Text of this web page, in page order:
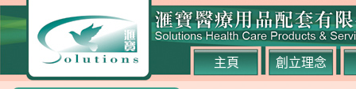
主頁 創立理念